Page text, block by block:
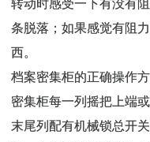
转动时感受一下有没有
条脱落；如果感觉有阻
西。
档案密集柜的正确操作方
密集柜每一列摇把上端
末尾列配有机械锁总开